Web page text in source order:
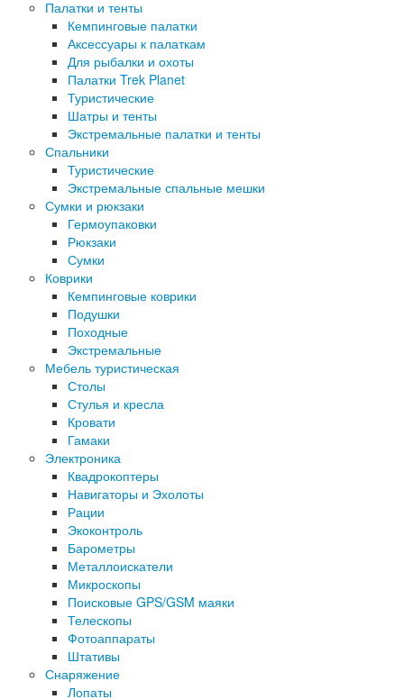
Палатки и тенты
Кемпинговые палатки
Аксессуары к палаткам
Для рыбалки и охоты
Палатки Trek Planet
Туристические
Шатры и тенты
Экстремальные палатки и тенты
Спальники
Туристические
Экстремальные спальные мешки
Сумки и рюкзаки
Гермоупаковки
Рюкзаки
Сумки
Коврики
Кемпинговые коврики
Подушки
Походные
Экстремальные
Мебель туристическая
Столы
Стулья и кресла
Кровати
Гамаки
Электроника
Квадрокоптеры
Навигаторы и Эхолоты
Рации
Экоконтроль
Барометры
Металлоискатели
Микроскопы
Поисковые GPS/GSM маяки
Телескопы
Фотоаппараты
Штативы
Снаряжение
Лопаты